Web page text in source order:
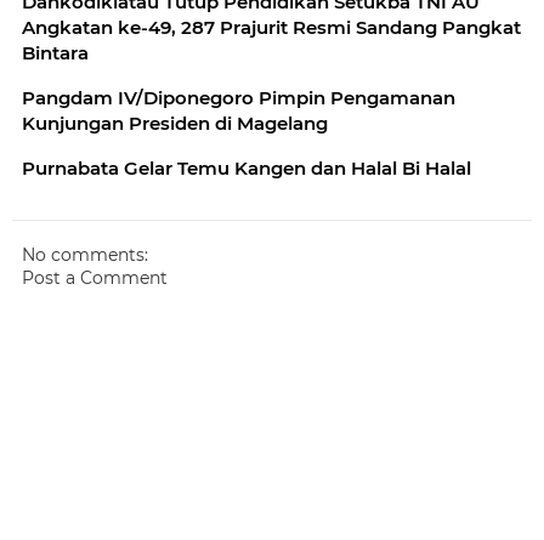
Angkatan ke-49, 287 Prajurit Resmi Sandang Pangkat
Bintara
Pangdam IV/Diponegoro Pimpin Pengamanan
Kunjungan Presiden di Magelang
Purnabata Gelar Temu Kangen dan Halal Bi Halal
No comments:
Post a Comment